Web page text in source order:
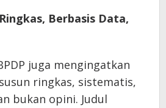
Berbasis Data,
juga mengingatkan
ringkas, sistematis,
bukan opini. Judul